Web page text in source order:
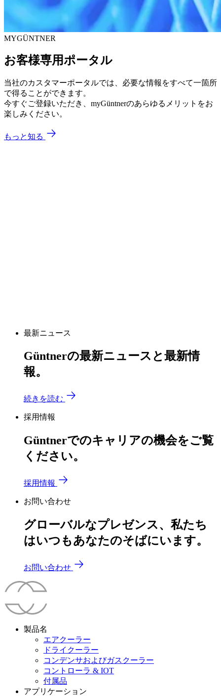
MYGÜNTNER
お客様専用ポータル
当社のカスタマーポータルでは、必要な情報をすべて一箇所
で得ることができます。
今すぐご登録いただき、myGüntnerのあらゆるメリットをお
楽しみください。
もっと知る
最新ニュース
Güntnerの最新ニュースと最新情
報。
続きを読む
採用情報
Güntnerでのキャリアの機会をご覧
ください。
採用情報
お問い合わせ
グローバルなプレゼンス、私たち
はいつもあなたのそばにいます。
お問い合わせ
製品名
エアクーラー
ドライクーラー
コンデンサおよびガスクーラー
コントローラ & IOT
付属品
アプリケーション